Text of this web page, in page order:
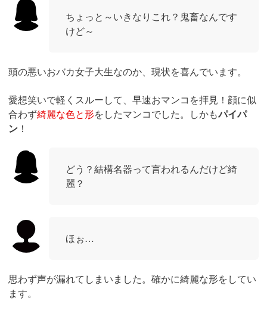
ちょっと～いきなりこれ？鬼畜なんです
けど～
頭の悪いおバカ女子大生なのか、現状を喜んでいます。
愛想笑いで軽くスルーして、早速おマンコを拝見！顔に似
合わず綺麗な色と形をしたマンコでした。しかもパイパ
ン ！
どう？結構名器って言われるんだけど綺
麗？
ほぉ…
思わず声が漏れてしまいました。確かに綺麗な形をしてい
ます。